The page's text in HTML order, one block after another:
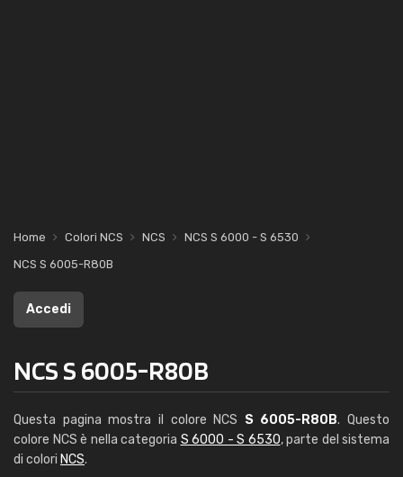
Home Colori NCS NCS
NCS S 6000 - S 6530
NCS S 6005-R80B
Accedi
NCS S 6005-R80B
Questa pagina mostra il colore NCS S 6005-R80B. Questo
colore NCS è nella categoria S 6000 - S 6530, parte del sistema
di colori NCS.